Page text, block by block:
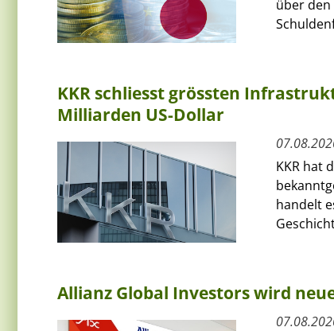
über den
KKR schliesst grössten
Milliarden US-Dollar
KKR hat
handelt
Allianz Global Investors wird